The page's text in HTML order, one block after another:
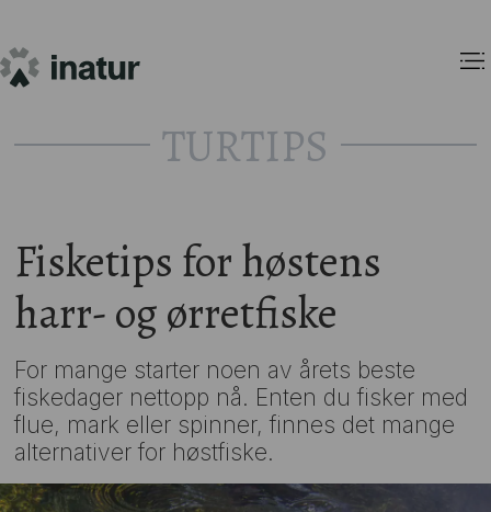
TURTIPS
Fisketips for høstens
harr- og ørretfiske
For mange starter noen av årets beste
fiskedager nettopp nå. Enten du fisker med
flue, mark eller spinner, finnes det mange
alternativer for høstfiske.